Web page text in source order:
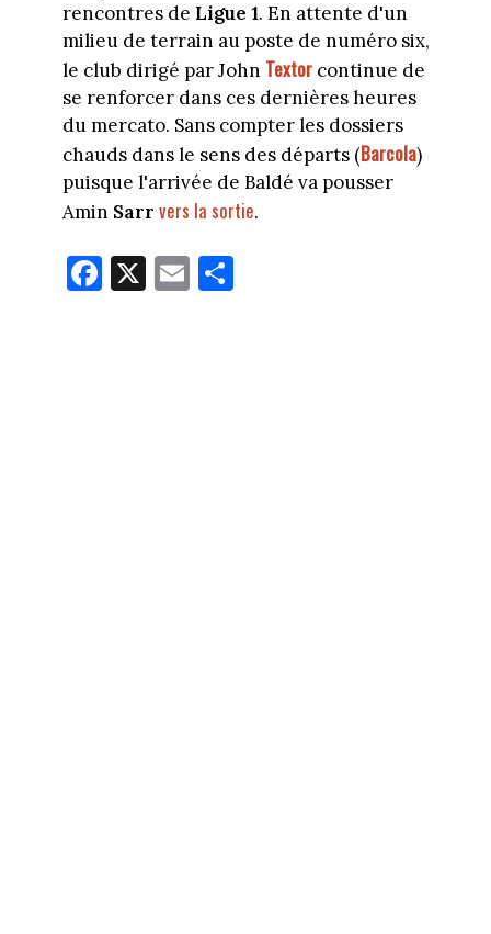
rencontres de Ligue 1. En attente d'un
milieu de terrain au poste de numéro six,
le club dirigé par John Textorcontinue de
se renforcer dans ces dernières heures
du mercato. Sans compter les dossiers
chauds dans le sens des départs (Barcola)
puisque l'arrivée de Baldé va pousser
Amin Sarr vers la sortie.
Fa
ce
X E
m
Pa
rt